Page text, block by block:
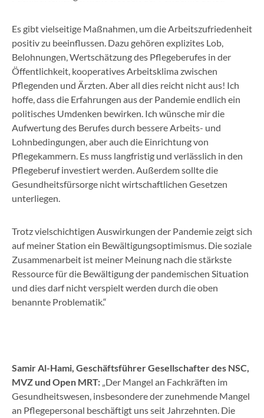
Es gibt vielseitige Maßnahmen, um die Arbeitszufriedenheit
positiv zu beeinflussen. Dazu gehören explizites Lob,
Belohnungen, Wertschätzung des Pflegeberufes in der
Öffentlichkeit, kooperatives Arbeitsklima zwischen
Pflegenden und Ärzten. Aber all dies reicht nicht aus! Ich
hoffe, dass die Erfahrungen aus der Pandemie endlich ein
politisches Umdenken bewirken. Ich wünsche mir die
Aufwertung des Berufes durch bessere Arbeits- und
Lohnbedingungen, aber auch die Einrichtung von
Pflegekammern. Es muss langfristig und verlässlich in den
Pflegeberuf investiert werden. Außerdem sollte die
Gesundheitsfürsorge nicht wirtschaftlichen Gesetzen
unterliegen.
Trotz vielschichtigen Auswirkungen der Pandemie zeigt sich
auf meiner Station ein Bewältigungsoptimismus. Die soziale
Zusammenarbeit ist meiner Meinung nach die stärkste
Ressource für die Bewältigung der pandemischen Situation
und dies darf nicht verspielt werden durch die oben
benannte Problematik.“
Samir Al-Hami, Geschäftsführer Gesellschafter des NSC,
MVZ und Open MRT: „Der Mangel an Fachkräften im
Gesundheitswesen, insbesondere der zunehmende Mangel
an Pflegepersonal beschäftigt uns seit Jahrzehnten. Die